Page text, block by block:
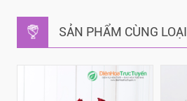
SẢN PHẨM CÙNG LOẠI